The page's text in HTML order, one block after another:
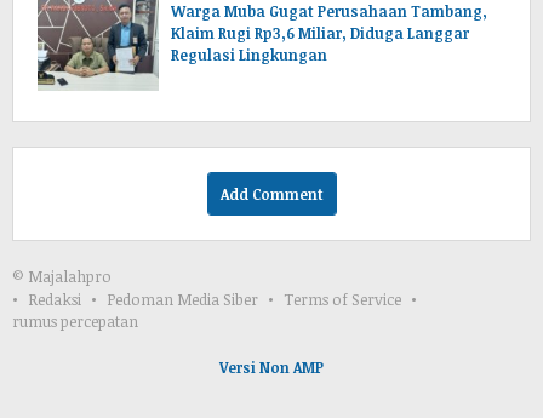
Warga Muba Gugat Perusahaan Tambang,
Klaim Rugi Rp3,6 Miliar, Diduga Langgar
Regulasi Lingkungan
Add Comment
© Majalahpro
Redaksi
Pedoman Media Siber
Terms of Service
rumus percepatan
Versi Non AMP